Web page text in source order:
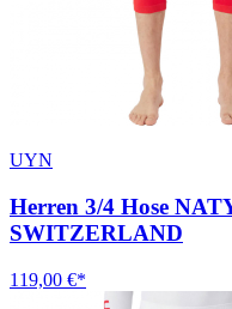
UYN
Herren 3/4 Hose
SWITZERLAND
119,00 €*